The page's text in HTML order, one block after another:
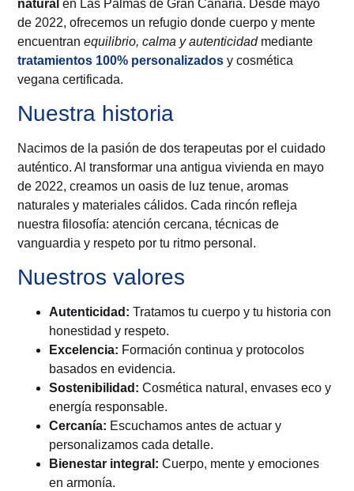
natural en Las Palmas de Gran Canaria. Desde mayo
de 2022, ofrecemos un refugio donde cuerpo y mente
encuentranequilibrio, calma y autenticidadmediante
tratamientos 100% personalizados y cosmética
vegana certificada.
Nuestra historia
Nacimos de la pasión de dos terapeutas por el cuidado
auténtico. Al transformar una antigua vivienda en mayo
de 2022, creamos un oasis de luz tenue, aromas
naturales y materiales cálidos. Cada rincón refleja
nuestra filosofía: atención cercana, técnicas de
vanguardia y respeto por tu ritmo personal.
Nuestros valores
Autenticidad: Tratamos tu cuerpo y tu historia con
honestidad y respeto.
Excelencia: Formación continua y protocolos
basados en evidencia.
Sostenibilidad: Cosmética natural, envases eco y
energía responsable.
Cercanía: Escuchamos antes de actuar y
personalizamos cada detalle.
Bienestar integral: Cuerpo, mente y emociones
en armonía.